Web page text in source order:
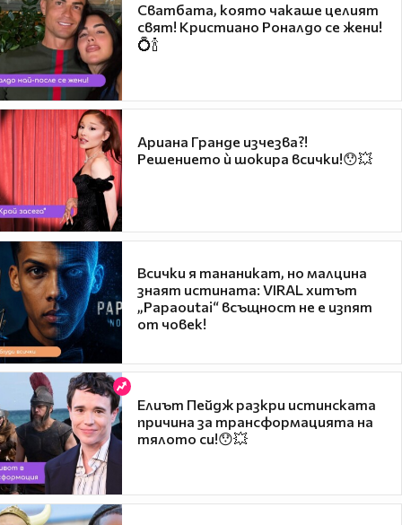
Сватбата, която чакаше целият
свят! Кристиано Роналдо се жени!
💍🍾
Ариана Гранде изчезва?!
Решението ѝ шокира всички!😯💥
Всички я тананикат, но малцина
знаят истината: VIRAL хитът
„Papaoutai“ всъщност не е изпят
от човек!
Елиът Пейдж разкри истинската
причина за трансформацията на
тялото си!😯💥